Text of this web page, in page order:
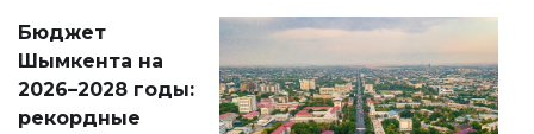
народу
Венесуэлы.
Бюджет
Шымкента на
2026–2028 годы:
рекордные